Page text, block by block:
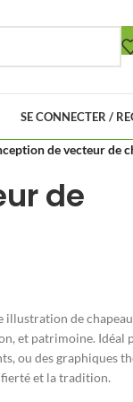
SE CONNECTER /
de vecteur de
de
illustration de
et patrimoine. Idéal
ou des graphiques
et la tradition.